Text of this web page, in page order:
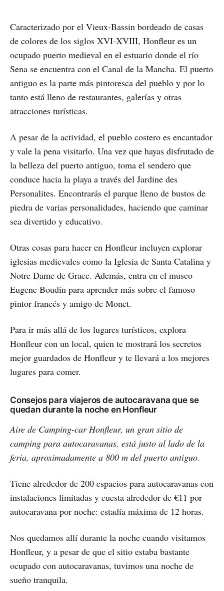
Caracterizado por el Vieux-Bassin bordeado de casas
de colores de los siglos XVI-XVIII, Honfleur es un
ocupado puerto medieval en el estuario donde el río
Sena se encuentra con el Canal de la Mancha. El puerto
antiguo es la parte más pintoresca del pueblo y por lo
tanto está lleno de restaurantes, galerías y otras
atracciones turísticas.
A pesar de la actividad, el pueblo costero es encantador
y vale la pena visitarlo. Una vez que hayas disfrutado de
la belleza del puerto antiguo, toma el sendero que
conduce hacia la playa a través del Jardine des
Personalites. Encontrarás el parque lleno de bustos de
piedra de varias personalidades, haciendo que caminar
sea divertido y educativo.
Otras cosas para hacer en Honfleur incluyen explorar
iglesias medievales como la Iglesia de Santa Catalina y
Notre Dame de Grace. Además, entra en el museo
Eugene Boudin para aprender más sobre el famoso
pintor francés y amigo de Monet.
Para ir más allá de los lugares turísticos, explora
Honfleur con un local, quien te mostrará los secretos
mejor guardados de Honfleur y te llevará a los mejores
lugares para comer.
Consejos para viajeros de autocaravana que se
quedan durante la noche en Honfleur
Aire de Camping-car Honfleur, un gran sitio de
camping para autocaravanas, está justo al lado de la
feria, aproximadamente a 800 m del puerto antiguo.
Tiene alrededor de 200 espacios para autocaravanas con
instalaciones limitadas y cuesta alrededor de €11 por
autocaravana por noche: estadía máxima de 12 horas.
Nos quedamos allí durante la noche cuando visitamos
Honfleur, y a pesar de que el sitio estaba bastante
ocupado con autocaravanas, tuvimos una noche de
sueño tranquila.